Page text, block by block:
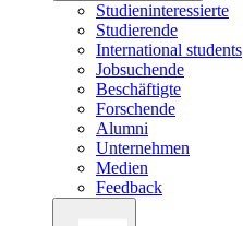
Studieninteressierte
Studierende
International students
Jobsuchende
Beschäftigte
Forschende
Alumni
Unternehmen
Medien
Feedback